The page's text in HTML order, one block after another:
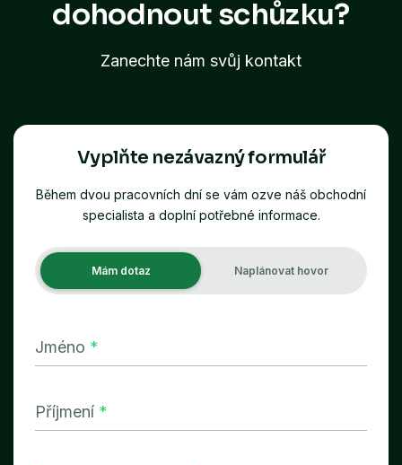
dohodnout schůzku?
Zanechte nám svůj kontakt
Vyplňte nezávazný formulář
Během dvou pracovních dní se vám ozve náš obchodní
specialista a doplní potřebné informace.
Mám dotaz Naplánovat hovor
Jméno *
Příjmení *